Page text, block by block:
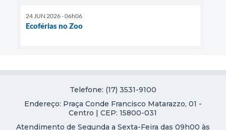
24 JUN 2026 - 06h06
Ecoférias no Zoo
Telefone: (17) 3531-9100
Endereço: Praça Conde Francisco Matarazzo, 01 -
Centro | CEP: 15800-031
Atendimento de Segunda a Sexta-Feira das 09h00 às